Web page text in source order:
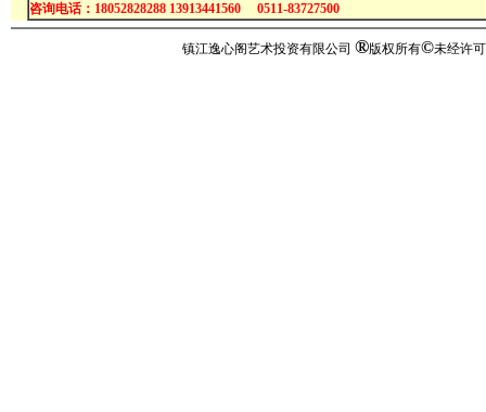
咨询电话：18052828288 13913441560 0511-83727500
镇江逸心阁艺术投资有限公司 ®版权所有©未经许